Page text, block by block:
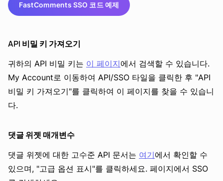
FastComments SSO 코드 예제
API 비밀 키 가져오기
귀하의 API 비밀 키는 이 페이지에서 검색할 수 있습니다.
My Account로 이동하여 API/SSO 타일을 클릭한 후 "API
비밀 키 가져오기"를 클릭하여 이 페이지를 찾을 수 있습니
다.
댓글 위젯 매개변수
댓글 위젯에 대한 고수준 API 문서는 여기에서 확인할 수
있으며, "고급 옵션 표시"를 클릭하세요. 페이지에서 SSO